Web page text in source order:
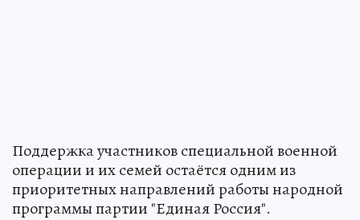
Поддержка участников специальной военной
операции и их семей остаётся одним из
приоритетных направлений работы народной
программы партии "Единая Россия".